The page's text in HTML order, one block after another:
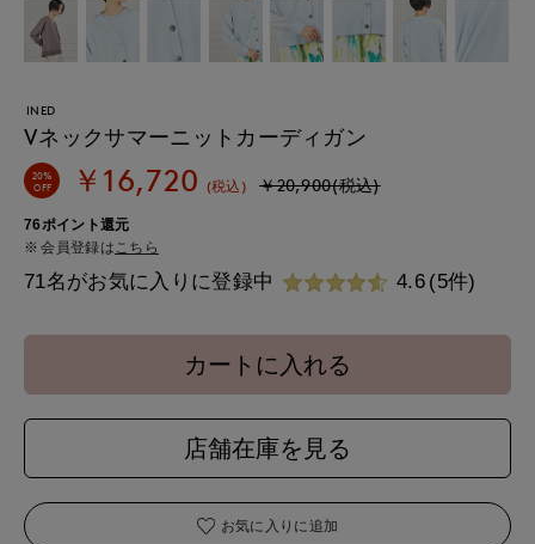
INED
Vネックサマーニットカーディガン
20%
OFF
￥16,720 (税込) ￥20,900(税込)
76ポイント還元
会員登録は こちら
71名がお気に入りに登録中 4.6 (5件)
カートに入れる
店舗在庫を見る
お気に入りに追加